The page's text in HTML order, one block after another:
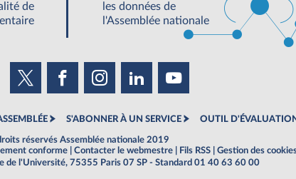
de
les données de
l'Assemblée nationale
S'ABONNER À UN SERVICE OUTIL
réservés Assemblée nationale 2019
conforme Contacter le webmestre Fils RSS
Gestion des
de l'Université, 75355 Paris 07 SP - Standard 01 40 63 60 00